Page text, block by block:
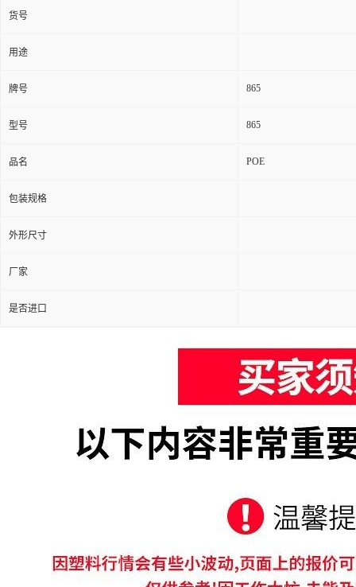
货号
用途
牌号 865
型号 865
品名 POE
包装规格
外形尺寸
厂家
是否进口